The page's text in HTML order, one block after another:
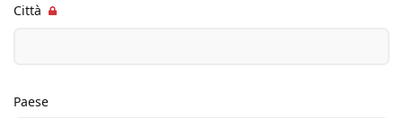
Città
Paese